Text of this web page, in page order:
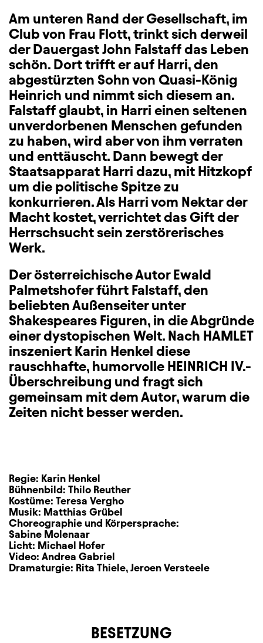
Am unteren Rand der Gesellschaft, im
Club von Frau Flott, trinkt sich derweil
der Dauergast John Falstaff das Leben
schön. Dort trifft er auf Harri, den
abgestürzten Sohn von Quasi-König
Heinrich und nimmt sich diesem an.
Falstaff glaubt, in Harri einen seltenen
unverdorbenen Menschen gefunden
zu haben, wird aber von ihm verraten
und enttäuscht. Dann bewegt der
Staatsapparat Harri dazu, mit Hitzkopf
um die politische Spitze zu
konkurrieren. Als Harri vom Nektar der
Macht kostet, verrichtet das Gift der
Herrschsucht sein zerstörerisches
Werk.
Der österreichische Autor Ewald
Palmetshofer führt Falstaff, den
beliebten Außenseiter unter
Shakespeares Figuren, in die Abgründe
einer dystopischen Welt. Nach HAMLET
inszeniert Karin Henkel diese
rauschhafte, humorvolle HEINRICH IV.-
Überschreibung und fragt sich
gemeinsam mit dem Autor, warum die
Zeiten nicht besser werden.
Regie: Karin Henkel
Bühnenbild: Thilo Reuther
Kostüme: Teresa Vergho
Musik: Matthias Grübel
Choreographie und Körpersprache:
Sabine Molenaar
Licht: Michael Hofer
Video: Andrea Gabriel
Dramaturgie: Rita Thiele, Jeroen Versteele
BESETZUNG